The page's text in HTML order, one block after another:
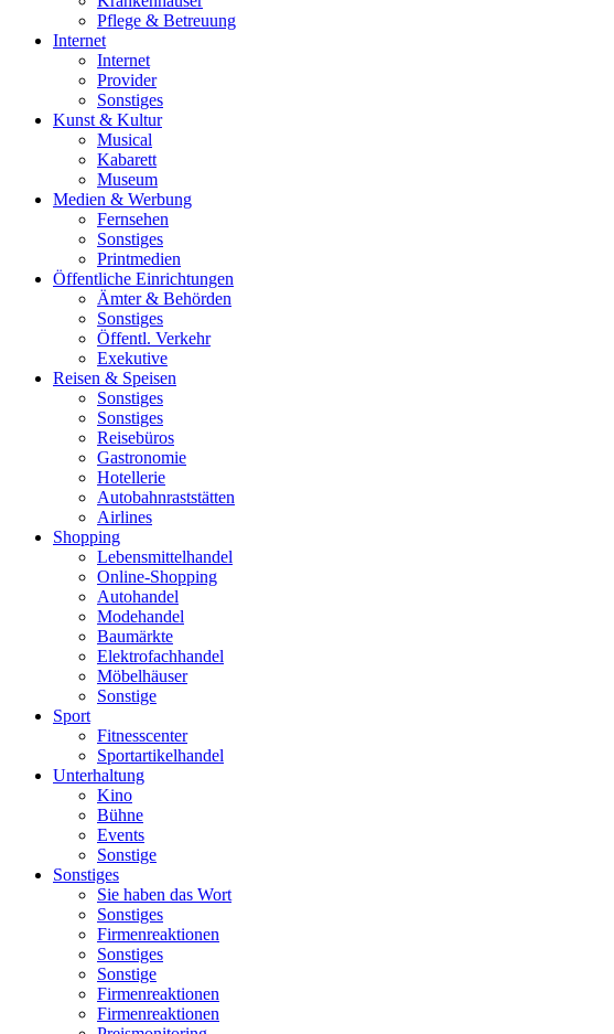
Pflege & Betreuung
Internet
Internet
Provider
Sonstiges
Kunst & Kultur
Musical
Kabarett
Museum
Medien & Werbung
Fernsehen
Sonstiges
Printmedien
Öffentliche Einrichtungen
Ämter & Behörden
Sonstiges
Öffentl. Verkehr
Exekutive
Reisen & Speisen
Sonstiges
Sonstiges
Reisebüros
Gastronomie
Hotellerie
Autobahnraststätten
Airlines
Shopping
Lebensmittelhandel
Online-Shopping
Autohandel
Modehandel
Baumärkte
Elektrofachhandel
Möbelhäuser
Sonstige
Sport
Fitnesscenter
Sportartikelhandel
Unterhaltung
Kino
Bühne
Events
Sonstige
Sonstiges
Sie haben das Wort
Sonstiges
Firmenreaktionen
Sonstiges
Sonstige
Firmenreaktionen
Firmenreaktionen